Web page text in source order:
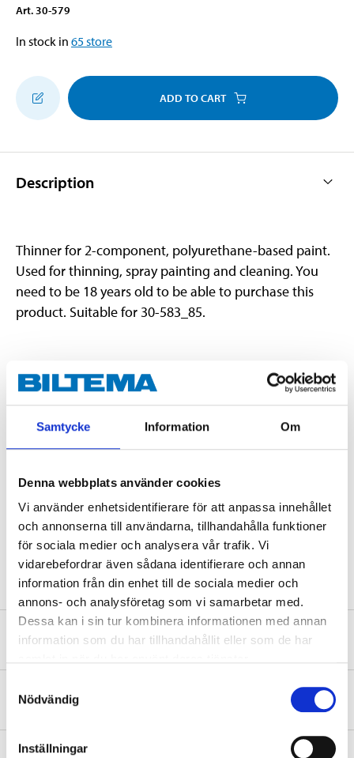
Samtycke Information Om
Denna webbplats använder cookies
Vi använder enhetsidentifierare för att anpassa innehållet
och annonserna till användarna, tillhandahålla funktioner
för sociala medier och analysera vår trafik. Vi
vidarebefordrar även sådana identifierare och annan
information från din enhet till de sociala medier och
annons- och analysföretag som vi samarbetar med.
Dessa kan i sin tur kombinera informationen med annan
information som du har tillhandahållit eller som de har
Nödvändig
Inställningar
Art. 30-579
In stock in 65store
ADD TO CART
Description
Thinner for 2-component, polyurethane-based paint.
Used for thinning, spray painting and cleaning. You
need to be 18 years old to be able to purchase this
product. Suitable for 30-583_85.
Warning
EUH066 Repeated exposure may cause skin dryness or cracking.
H226 Flammable liquid and vapour.
Technical specifications
Volume 1 l
Safety instructions and other information
About the manufacturer